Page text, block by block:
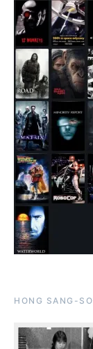
HONG SANG-